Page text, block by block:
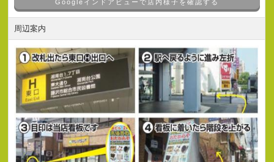
Googleインドアビューで店内様子を確認する
周辺案内